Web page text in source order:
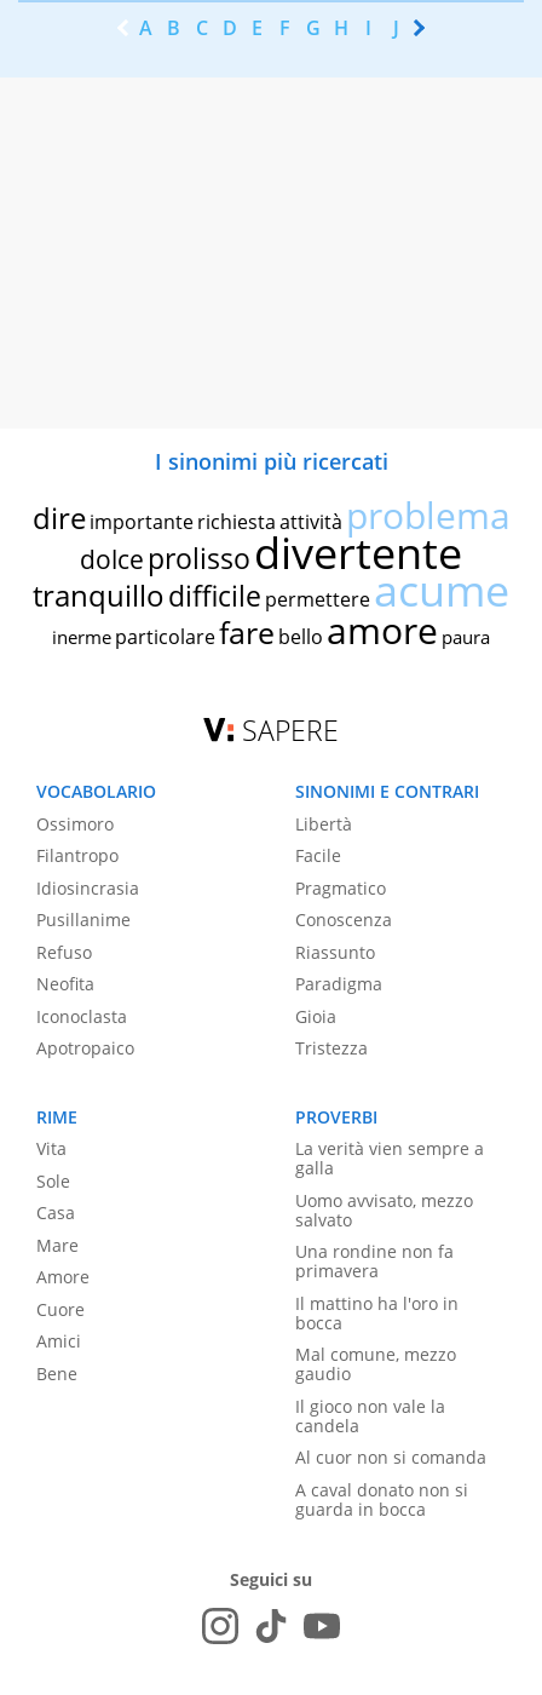
A B C D E F G H I J K
I sinonimi più ricercati
dire importante richiestaattività problema
dolce prolissodivertente
tranquillodifficile permettereacume
inerme particolarefare bello amore paura
SAPERE
VOCABOLARIO
Ossimoro
Filantropo
Idiosincrasia
Pusillanime
Refuso
Neofita
Iconoclasta
Apotropaico
SINONIMI E CONTRARI
Libertà
Facile
Pragmatico
Conoscenza
Riassunto
Paradigma
Gioia
Tristezza
RIME
Vita
Sole
Casa
Mare
Amore
Cuore
Amici
Bene
PROVERBI
La verità vien sempre a
galla
Uomo avvisato, mezzo
salvato
Una rondine non fa
primavera
Il mattino ha l'oro in
bocca
Mal comune, mezzo
gaudio
Il gioco non vale la
candela
Al cuor non si comanda
A caval donato non si
guarda in bocca
Seguici su